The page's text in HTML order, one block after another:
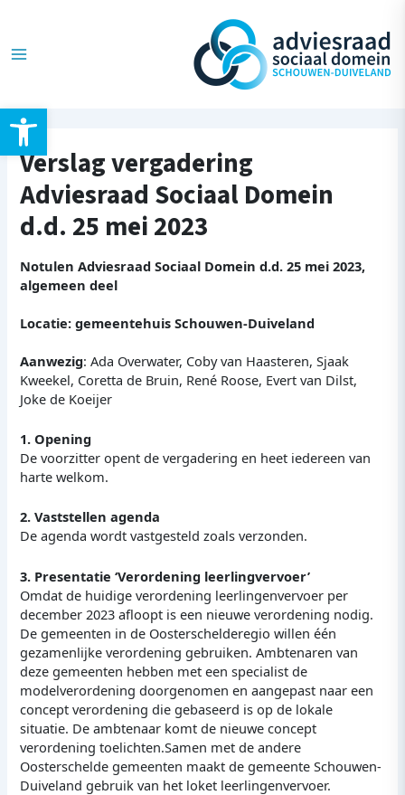
Toolbar openen
de
inhoud
Menu
Verslag vergadering
Adviesraad Sociaal Domein
d.d. 25 mei 2023
Notulen Adviesraad Sociaal Domein d.d. 25 mei 2023,
algemeen deel
Locatie: gemeentehuis Schouwen-Duiveland
Aanwezig: Ada Overwater, Coby van Haasteren, Sjaak
Kweekel, Coretta de Bruin, René Roose, Evert van Dilst,
Joke de Koeijer
1. Opening
De voorzitter opent de vergadering en heet iedereen van
harte welkom.
2. Vaststellen agenda
De agenda wordt vastgesteld zoals verzonden.
3. Presentatie ‘Verordening leerlingvervoer’
Omdat de huidige verordening leerlingenvervoer per
december 2023 afloopt is een nieuwe verordening nodig.
De gemeenten in de Oosterschelderegio willen één
gezamenlijke verordening gebruiken. Ambtenaren van
deze gemeenten hebben met een specialist de
modelverordening doorgenomen en aangepast naar een
concept verordening die gebaseerd is op de lokale
situatie. De ambtenaar komt de nieuwe concept
verordening toelichten.Samen met de andere
Oosterschelde gemeenten maakt de gemeente Schouwen-
Duiveland gebruik van het loket leerlingenvervoer.